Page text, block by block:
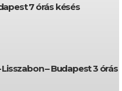
7 órás késés
– Budapest 3 órás